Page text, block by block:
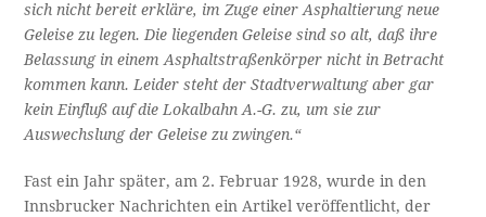
sich nicht bereit erkläre, im Zuge einer Asphaltierung neue
Geleise zu legen. Die liegenden Geleise sind so alt, daß ihre
Belassung in einem Asphaltstraßenkörper nicht in Betracht
kommen kann. Leider steht der Stadtverwaltung aber gar
kein Einfluß auf die Lokalbahn A.-G. zu, um sie zur
Auswechslung der Geleise zu zwingen.“
Fast ein Jahr später, am 2. Februar 1928, wurde in den
Innsbrucker Nachrichten ein Artikel veröffentlicht, der